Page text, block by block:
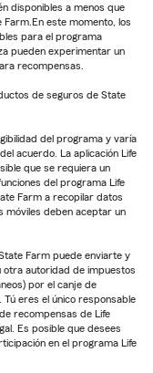
disponibles a menos que
Farm.En este momento, los
para el programa
pueden experimentar un
recompensas.
de seguros de State
del programa y varía
acuerdo. La aplicación Life
que se requiera un
del programa Life
Farm a recopilar datos
móviles deben aceptar un
Farm puede enviarte y
otra autoridad de impuestos
por el canje de
eres el único responsable
recompensas de Life
Es posible que desees
en el programa Life